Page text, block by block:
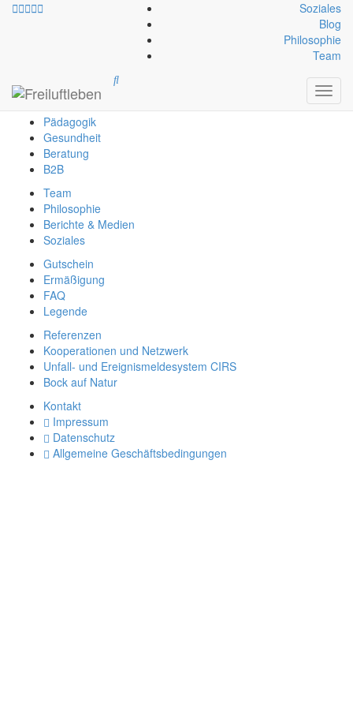
Soziales
Blog
Philosophie
Team
info@freiluftleben.at +43 664 64 664 23
Freiluftleben
Pädagogik
Gesundheit
Beratung
B2B
Team
Philosophie
Berichte & Medien
Soziales
Gutschein
Ermäßigung
FAQ
Legende
Referenzen
Kooperationen und Netzwerk
Unfall- und Ereignismeldesystem CIRS
Bock auf Natur
Kontakt
Impressum
Datenschutz
Allgemeine Geschäftsbedingungen